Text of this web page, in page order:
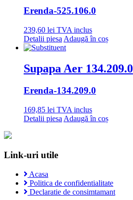
Erenda-525.106.0
239,60 lei TVA inclus
Detalii piesa Adaugă în coș
Supapa Aer 134.209.0
Erenda-134.209.0
169,85 lei TVA inclus
Detalii piesa Adaugă în coș
Link-uri utile
Acasa
Politica de confidentialitate
Declaratie de consimtamant